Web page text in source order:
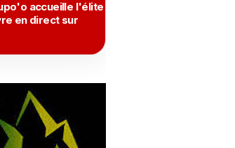
accueille l'élite
en direct sur